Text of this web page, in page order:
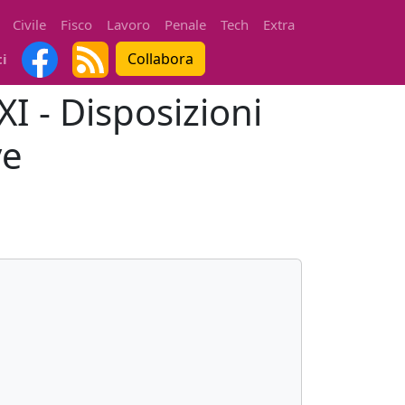
Civile Fisco Lavoro Penale Tech
Extra
Collabora
- Disposizioni